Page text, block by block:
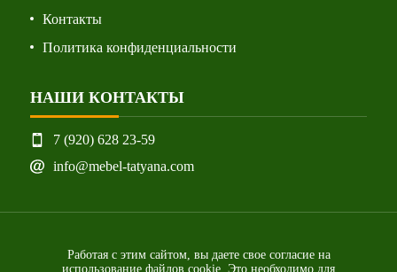
Контакты
Политика конфиденциальности
НАШИ КОНТАКТЫ
7 (920) 628 23-59
info@mebel-tatyana.com
Работая с этим сайтом, вы даете свое согласие на
использование файлов cookie. Это необходимо для